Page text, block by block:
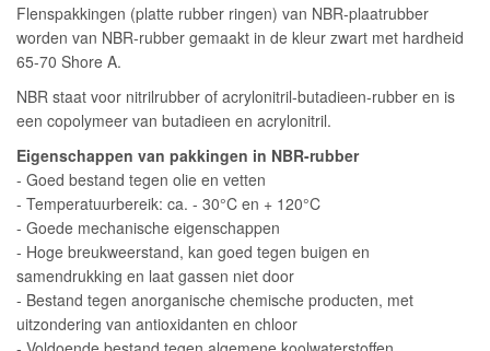
Flenspakkingen (platte rubber ringen) van NBR-plaatrubber
worden van NBR-rubber gemaakt in de kleur zwart met hardheid
65-70 Shore A.
NBR staat voor nitrilrubber of acrylonitril-butadieen-rubber en is
een copolymeer van butadieen en acrylonitril.
Eigenschappen van pakkingen in NBR-rubber
- Goed bestand tegen olie en vetten
- Temperatuurbereik: ca. - 30°C en + 120°C
- Goede mechanische eigenschappen
- Hoge breukweerstand, kan goed tegen buigen en
samendrukking en laat gassen niet door
- Bestand tegen anorganische chemische producten, met
uitzondering van antioxidanten en chloor